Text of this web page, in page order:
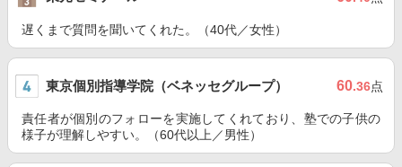
遅くまで質問を聞いてくれた。（40代／女性）
東京個別指導学院（ベネッセグループ） 60.36点
責任者が個別のフォローを実施してくれており、塾での子供の
様子が理解しやすい。（60代以上／男性）